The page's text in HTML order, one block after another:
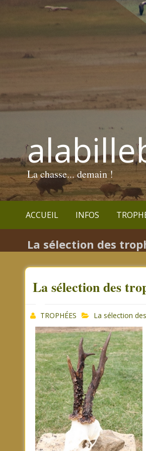
La chasse... demain !
ACCUEIL INFOS
La sélection des
La sélection des
TROPHÉES La sélection